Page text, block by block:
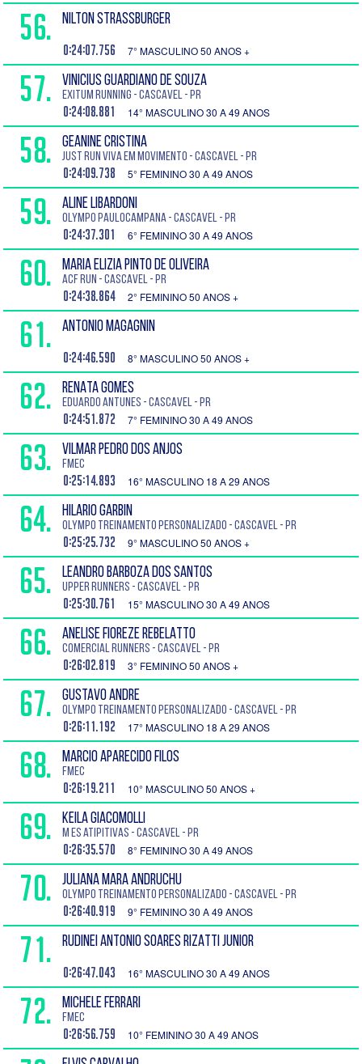
56. NILTON STRASSBURGER
0:24:07.756 7° MASCULINO 50 ANOS +
57. VINICIUS GUARDIANO DE SOUZA
EXITUM RUNNING - Cascavel - PR
0:24:08.881 14° MASCULINO 30 A 49 ANOS
58. GEANINE CRISTINA
Just Run Viva em movimento - Cascavel - PR
0:24:09.738 5° FEMININO 30 A 49 ANOS
59. ALINE LIBARDONI
Olympo PauloCampana - Cascavel - PR
0:24:37.301 6° FEMININO 30 A 49 ANOS
60. MARIA ELIZIA PINTO DE OLIVEIRA
ACF run - Cascavel - PR
0:24:38.864 2° FEMININO 50 ANOS +
61. ANTONIO MAGAGNIN
0:24:46.590 8° MASCULINO 50 ANOS +
62. RENATA GOMES
EDUARDO ANTUNES - Cascavel - PR
0:24:51.872 7° FEMININO 30 A 49 ANOS
63. VILMAR PEDRO DOS ANJOS
FMEC
0:25:14.893 16° MASCULINO 18 A 29 ANOS
64. HILARIO GARBIN
OLYMPO TREINAMENTO PERSONALIZADO - Cascavel - PR
0:25:25.732 9° MASCULINO 50 ANOS +
65. LEANDRO BARBOZA DOS SANTOS
UPPER RUNNERS - Cascavel - PR
0:25:30.761 15° MASCULINO 30 A 49 ANOS
66. ANELISE FIOREZE REBELATTO
Comercial Runners - Cascavel - PR
0:26:02.819 3° FEMININO 50 ANOS +
67. GUSTAVO ANDRE
OLYMPO TREINAMENTO PERSONALIZADO - Cascavel - PR
0:26:11.192 17° MASCULINO 18 A 29 ANOS
68. MARCIO APARECIDO FILOS
FMEC
0:26:19.211 10° MASCULINO 50 ANOS +
69. KEILA GIACOMOLLI
M es atipitivas - Cascavel - PR
0:26:35.570 8° FEMININO 30 A 49 ANOS
70. JULIANA MARA ANDRUCHU
OLYMPO TREINAMENTO PERSONALIZADO - Cascavel - PR
0:26:40.919 9° FEMININO 30 A 49 ANOS
71. RUDINEI ANTONIO SOARES RIZATTI JUNIOR
0:26:47.043 16° MASCULINO 30 A 49 ANOS
72. MICHELE FERRARI
FMEC
0:26:56.759 10° FEMININO 30 A 49 ANOS